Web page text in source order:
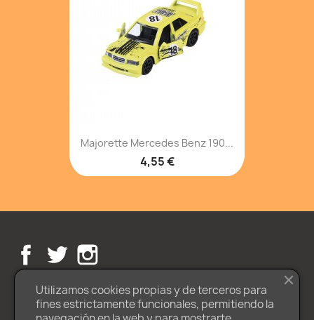
Majorette Mercedes Benz 190...
4,55 €
Facebook
Twitter
Utilizamos cookies propias y de terceros para
fines estrictamente funcionales, permitiendo la